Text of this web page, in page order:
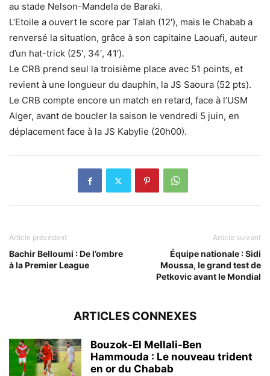
au stade Nelson-Mandela de Baraki.
L’Etoile a ouvert le score par Talah (12′), mais le Chabab a
renversé la situation, grâce à son capitaine Laouafi, auteur
d’un hat-trick (25′, 34′, 41′).
Le CRB prend seul la troisième place avec 51 points, et
revient à une longueur du dauphin, la JS Saoura (52 pts).
Le CRB compte encore un match en retard, face à l’USM
Alger, avant de boucler la saison le vendredi 5 juin, en
déplacement face à la JS Kabylie (20h00).
Article précédent
Bachir Belloumi : De l’ombre
à la Premier League
Article suivant
Équipe nationale : Sidi
Moussa, le grand test de
Petkovic avant le Mondial
ARTICLES CONNEXES
Bouzok-El Mellali-Ben
Hammouda : Le nouveau trident
en or du Chabab